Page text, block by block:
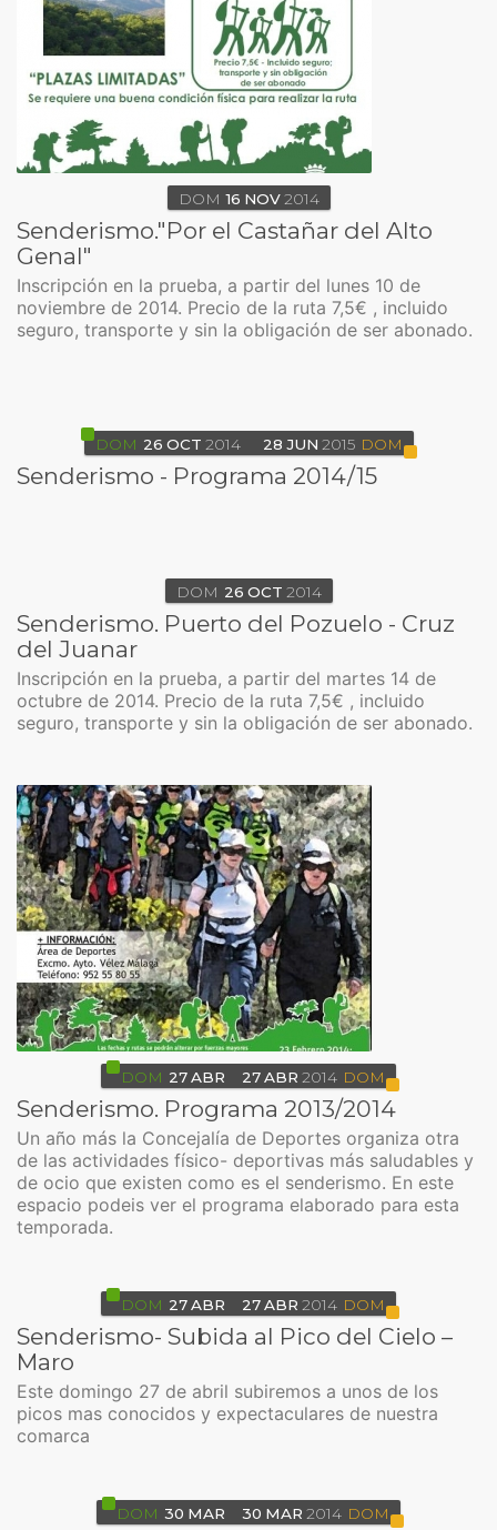
DOM 16 NOV 2014
Senderismo."Por el Castañar del Alto
Genal"
Inscripción en la prueba, a partir del lunes 10 de
noviembre de 2014. Precio de la ruta 7,5€ , incluido
seguro, transporte y sin la obligación de ser abonado.
DOM 26 OCT 2014 28 JUN 2015 DOM
Senderismo - Programa 2014/15
DOM 26 OCT 2014
Senderismo. Puerto del Pozuelo - Cruz
del Juanar
Inscripción en la prueba, a partir del martes 14 de
octubre de 2014. Precio de la ruta 7,5€ , incluido
seguro, transporte y sin la obligación de ser abonado.
DOM 27ABR 27ABR 2014 DOM
Senderismo. Programa 2013/2014
Un año más la Concejalía de Deportes organiza otra
de las actividades físico- deportivas más saludables y
de ocio que existen como es el senderismo. En este
espacio podeis ver el programa elaborado para esta
temporada.
DOM 27ABR 27ABR 2014 DOM
Senderismo- Subida al Pico del Cielo –
Maro
Este domingo 27 de abril subiremos a unos de los
picos mas conocidos y expectaculares de nuestra
comarca
DOM 30 MAR 30 MAR 2014 DOM